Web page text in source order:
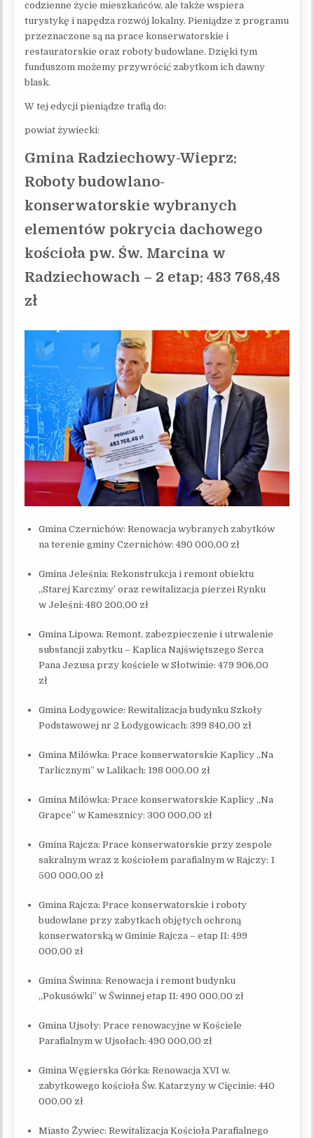
codzienne życie mieszkańców, ale także wspiera
turystykę i napędza rozwój lokalny. Pieniądze z programu
przeznaczone są na prace konserwatorskie i
restauratorskie oraz roboty budowlane. Dzięki tym
funduszom możemy przywrócić zabytkom ich dawny
blask.
W tej edycji pieniądze trafią do:
powiat żywiecki:
Gmina Radziechowy-Wieprz:
Roboty budowlano-
konserwatorskie wybranych
elementów pokrycia dachowego
kościoła pw. Św. Marcina w
Radziechowach – 2 etap: 483 768,48
zł
Gmina Czernichów: Renowacja wybranych zabytków
na terenie gminy Czernichów: 490 000,00 zł
Gmina Jeleśnia: Rekonstrukcja i remont obiektu
„Starej Karczmy’ oraz rewitalizacja pierzei Rynku
w Jeleśni: 480 200,00 zł
Gmina Lipowa: Remont, zabezpieczenie i utrwalenie
substancji zabytku – Kaplica Najświętszego Serca
Pana Jezusa przy kościele w Słotwinie: 479 906,00
zł
Gmina Łodygowice: Rewitalizacja budynku Szkoły
Podstawowej nr 2 Łodygowicach: 399 840,00 zł
Gmina Milówka: Prace konserwatorskie Kaplicy „Na
Tarlicznym” w Lalikach: 198 000,00 zł
Gmina Milówka: Prace konserwatorskie Kaplicy „Na
Grapce” w Kamesznicy: 300 000,00 zł
Gmina Rajcza: Prace konserwatorskie przy zespole
sakralnym wraz z kościołem parafialnym w Rajczy: 1
500 000,00 zł
Gmina Rajcza: Prace konserwatorskie i roboty
budowlane przy zabytkach objętych ochroną
konserwatorską w Gminie Rajcza – etap II: 499
000,00 zł
Gmina Świnna: Renowacja i remont budynku
„Pokusówki” w Świnnej etap II: 490 000,00 zł
Gmina Ujsoły: Prace renowacyjne w Kościele
Parafialnym w Ujsołach: 490 000,00 zł
Gmina Węgierska Górka: Renowacja XVI w.
zabytkowego kościoła Św. Katarzyny w Cięcinie: 440
000,00 zł
Miasto Żywiec: Rewitalizacja Kościoła Parafialnego